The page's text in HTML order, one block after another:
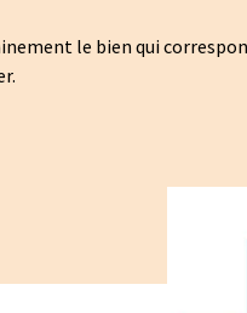
le bien qui